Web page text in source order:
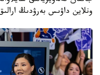
ونلاين داۋىس بەرۋدىڭ